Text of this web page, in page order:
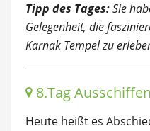
Tipp des Tages:Sie
Gelegenheit, die
Karnak Tempel zu
8.Tag
Heute heißt es